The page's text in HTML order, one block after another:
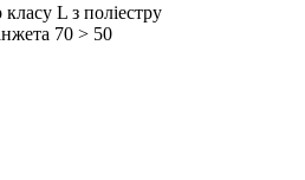
класу L з поліестру
70 > 50